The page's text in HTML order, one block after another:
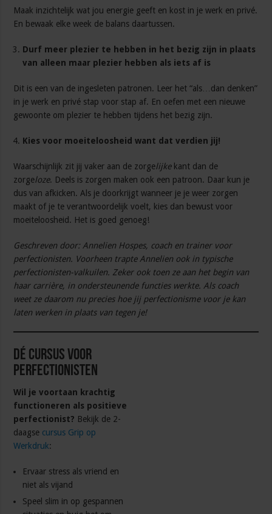
Maak inzichtelijk wat jou energie geeft en kost in je werk en privé.
En bewaak elke week de balans daartussen.
Durf meer plezier te hebben in het bezig zijn in plaats
van alleen maar plezier hebben als iets af is
Dit is een van de ingesleten patronen. Leer het “als…dan denken”
in je werk en privé stap voor stap af. En oefen met een nieuwe
gewoonte om plezier te hebben tijdens het bezig zijn.
Kies voor moeiteloosheid want dat verdien jij!
Waarschijnlijk zit jij vaker aan de zorgelijkekant dan de
zorgeloze. Deels is zorgen maken ook een patroon. Daar kun je
dus van afkicken. Als je doorkrijgt wanneer je je weer zorgen
maakt of je te verantwoordelijk voelt, kies dan bewust voor
moeiteloosheid. Het is goed genoeg!
Geschreven door: Annelien Hospes, coach en trainer voor
perfectionisten. Voorheen trapte Annelien ook in typische
perfectionisten-valkuilen. Zeker ook toen ze aan het begin van
haar carrière, in ondersteunende functies werkte. Als coach
weet ze daarom nu precies hoe jij perfectionisme voor je kan
laten werken in plaats van tegen je!
Dé cursus voor
perfectionisten
Wil je voortaan krachtig
functioneren als positieve
perfectionist? Bekijk de 2-
daagse cursus Grip op
Werkdruk:
Ervaar stress als vriend en
niet als vijand
Speel slim in op gespannen